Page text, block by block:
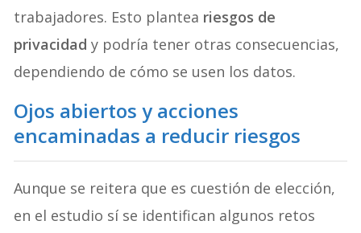
trabajadores. Esto plantea riesgos de
privacidad y podría tener otras consecuencias,
dependiendo de cómo se usen los datos.
Ojos abiertos y acciones
encaminadas a reducir riesgos
Aunque se reitera que es cuestión de elección,
en el estudio sí se identifican algunos retos